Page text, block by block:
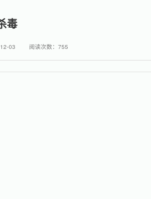
毒
03 阅读次数： 755